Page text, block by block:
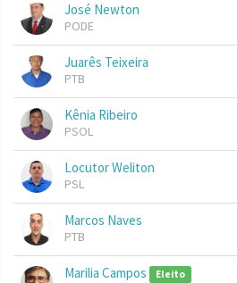
José Newton
PODE
Juarês Teixeira
PTB
Kênia Ribeiro
PSOL
Locutor Weliton
PSL
Marcos Naves
PTB
Marilia Campos Eleito